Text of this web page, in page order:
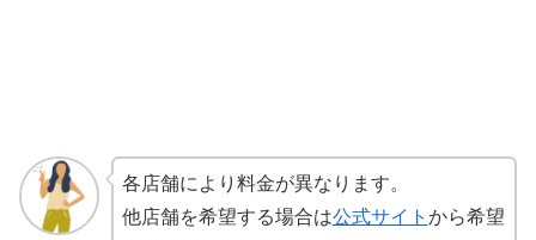
各店舗により料金が異なります。
他店舗を希望する場合は公式サイト から希望